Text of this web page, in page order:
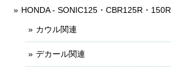
HONDA - SONIC125・CBR125R・150R
カウル関連
デカール関連